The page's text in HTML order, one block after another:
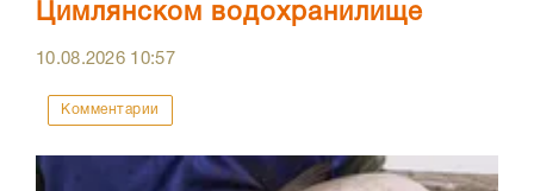
Цимлянском водохранилище
10.08.2026 10:57
Комментарии